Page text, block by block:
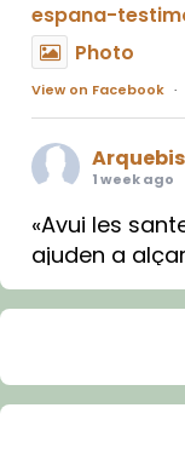
espana-
Photo
View on Facebook ·
1 week ago
«Avui les
ajuden a
Mons. Sergi
Santes de
🔗